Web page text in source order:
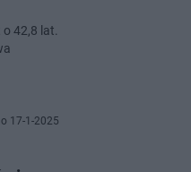
42,8 lat.
17-1-2025